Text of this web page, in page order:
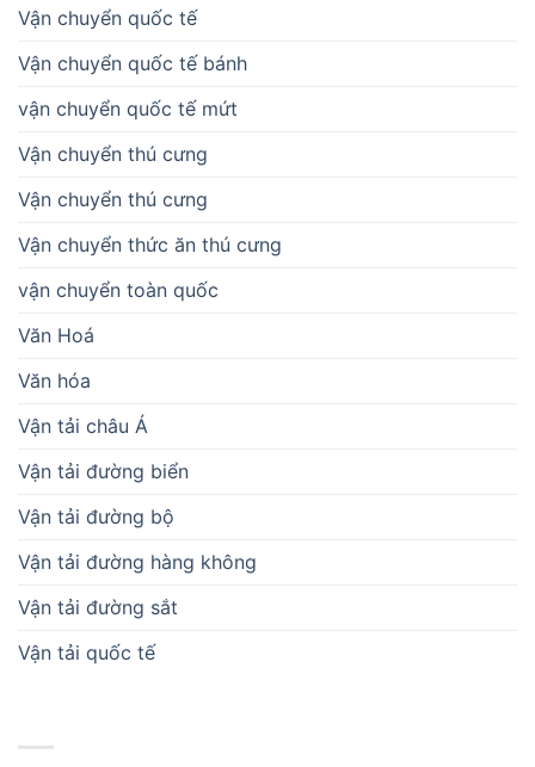
Vận chuyển quốc tế
Vận chuyển quốc tế bánh
vận chuyển quốc tế mứt
Vận chuyển thú cưng
Vận chuyển thú cưng
Vận chuyển thức ăn thú cưng
vận chuyển toàn quốc
Văn Hoá
Văn hóa
Vận tải châu Á
Vận tải đường biển
Vận tải đường bộ
Vận tải đường hàng không
Vận tải đường sắt
Vận tải quốc tế